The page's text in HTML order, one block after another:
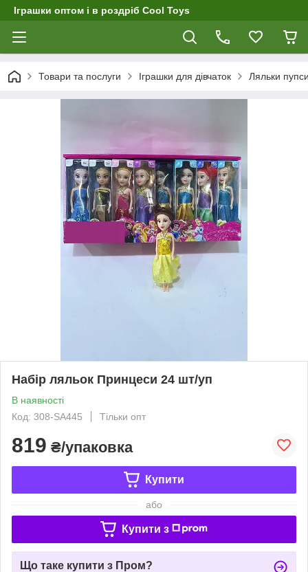
Іграшки оптом і в роздріб Cool Toys
Товари та послуги Іграшки для дівчаток Ляльки
Набір ляльок Принцеси 24 шт/уп
В наявності
Код: 308-SA445
Тільки опт
819 ₴/упаковка
Купити
або
Купити з
Що таке купити з Пром?